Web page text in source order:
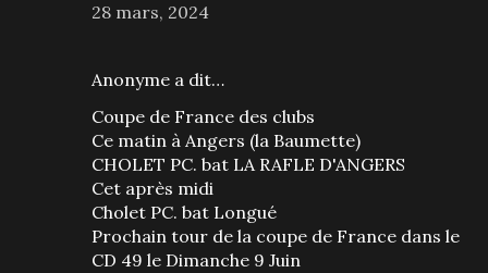
28 mars, 2024
Anonyme a dit…
Coupe de France des clubs
Ce matin à Angers (la Baumette)
CHOLET PC. bat LA RAFLE D'ANGERS
Cet après midi
Cholet PC. bat Longué
Prochain tour de la coupe de France dans le
CD 49 le Dimanche 9 Juin